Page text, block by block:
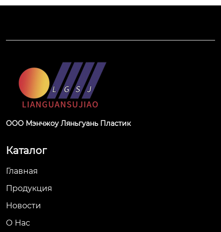
ООО Мэнчжоу Ляньгуань Пластик
Каталог
Главная
Продукция
Новости
О Hас